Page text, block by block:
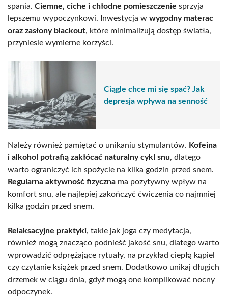
spania. Ciemne, ciche i chłodne pomieszczenie sprzyja
lepszemu wypoczynkowi. Inwestycja w wygodny materac
oraz zasłony blackout, które minimalizują dostęp światła,
przyniesie wymierne korzyści.
Ciągle chce mi się spać? Jak
depresja wpływa na senność
Należy również pamiętać o unikaniu stymulantów. Kofeina
i alkohol potrafią zakłócać naturalny cykl snu, dlatego
warto ograniczyć ich spożycie na kilka godzin przed snem.
Regularna aktywność fizyczna ma pozytywny wpływ na
komfort snu, ale najlepiej zakończyć ćwiczenia co najmniej
kilka godzin przed snem.
Relaksacyjne praktyki, takie jak joga czy medytacja,
również mogą znacząco podnieść jakość snu, dlatego warto
wprowadzić odprężające rytuały, na przykład ciepłą kąpiel
czy czytanie książek przed snem. Dodatkowo unikaj długich
drzemek w ciągu dnia, gdyż mogą one komplikować nocny
odpoczynek.